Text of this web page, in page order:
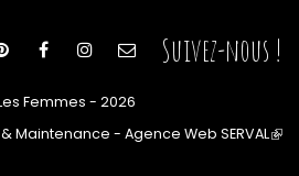
Suivez-nous !
Femmes - 2026
Maintenance - Agence Web SERVAL(le